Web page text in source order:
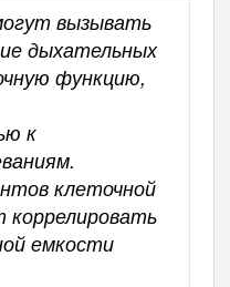
вызывать
дыхательных
функцию,
к
клеточной
коррелировать
емкости